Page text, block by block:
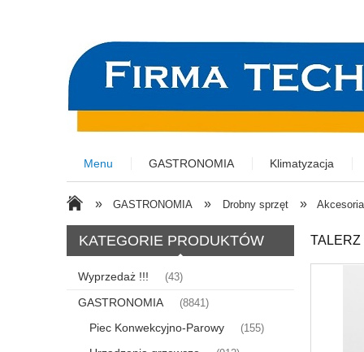
Menu GASTRONOMIA Klimatyzacja
» GASTRONOMIA » Drobny sprzęt »
KATEGORIE PRODUKTÓW
Wyprzedaż !!! (43)
GASTRONOMIA (8841)
Piec Konwekcyjno-Parowy (155)
TALERZ